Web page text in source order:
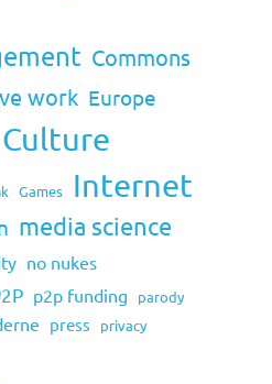
Commons
work Europe
Games Internet
media science
no nukes
p2p funding parody
press privacy